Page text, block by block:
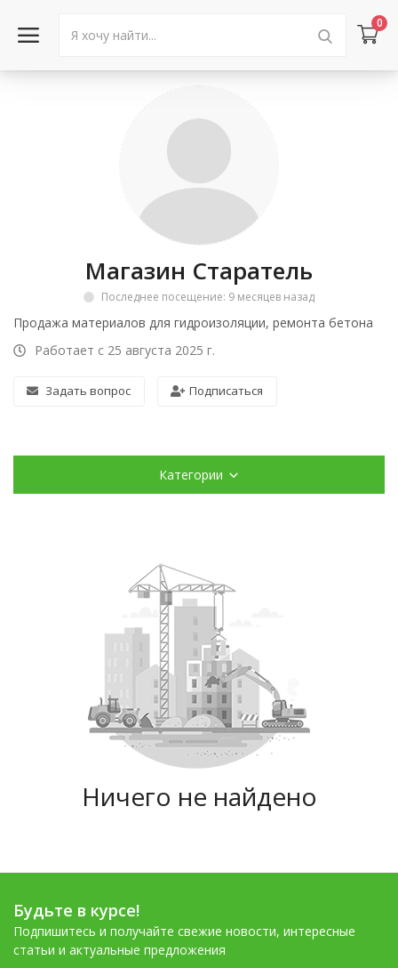
0
Объявления
Контакты
Город: Колумбус
Магазин Старатель
Последнее посещение: 9 месяцев назад
Продажа материалов для гидроизоляции, ремонта бетона
Работает с 25 августа 2025 г.
Задать вопрос Подписаться
Категории
Ничего не найдено
Будьте в курсе!
Подпишитесь и получайте свежие новости, интересные
статьи и актуальные предложения